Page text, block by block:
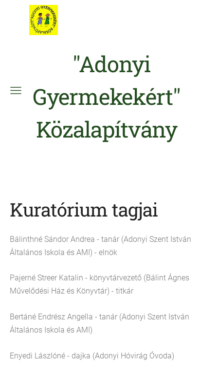
"Adonyi
Gyermekekért"
Közalapítvány
Kuratórium tagjai
Bálinthné Sándor Andrea - tanár (Adonyi Szent István
Általános Iskola és AMI) - elnök
Pajerné Streer Katalin - könyvtárvezető (Bálint Ágnes
Művelődési Ház és Könyvtár) - titkár
Bertáné Endrész Angella - tanár (Adonyi Szent István
Általános Iskola és AMI)
Enyedi Lászlóné - dajka (Adonyi Hóvirág Óvoda)